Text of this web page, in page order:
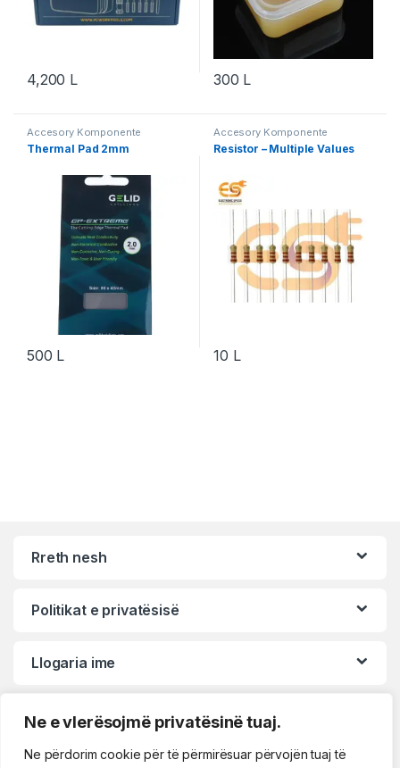
Ne e vlerësojmë privatësinë tuaj.
Ne përdorim cookie për të përmirësuar përvojën tuaj të
4,200 L 300 L
Accesory Komponente
Elektronik ,Komponente
Elektronik ,Komponente
Equipment
Thermal Pad 2mm
500 L
Accesory Komponente
Elektronik Aksesorë Robotika
Do It Yourself,Komponente
Resistor – Multiple Values
10 L
Rreth nesh
Politikat e privatësisë
Llogaria ime